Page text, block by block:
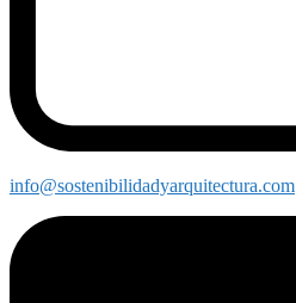
info@sostenibilidadyarquitectura.com